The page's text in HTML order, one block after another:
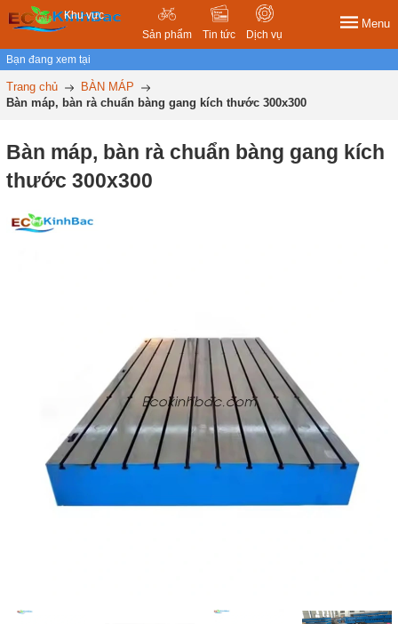
Khu vực
Sản phẩm
Tin tức Dịch vụ
Menu
Bạn đang xem tại
Trang chủ
BÀN MÁP
Bàn máp, bàn rà chuẩn bàng gang kích thước 300x300
Bàn máp, bàn rà chuẩn bàng gang kích
thước 300x300